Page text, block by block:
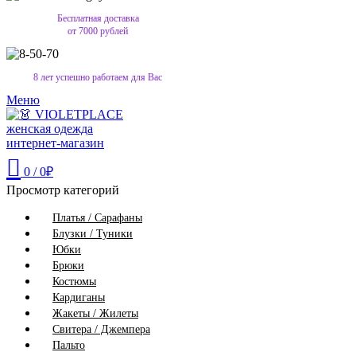
Бесплатная доставка
от 7000 рублей
8 лет успешно работаем для Вас
Меню
0 / 0₽
Просмотр категорий
Платья / Сарафаны
Блузки / Туники
Юбки
Брюки
Костюмы
Кардиганы
Жакеты / Жилеты
Свитера / Джемпера
Пальто